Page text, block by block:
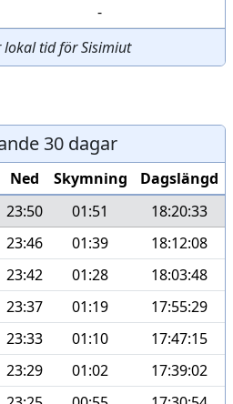
-
lokal tid för Sisimiut
30 dagar
Ned Skymning Dagslängd
23:50 01:51 18:20:33
23:46 01:39 18:12:08
23:42 01:28 18:03:48
23:37 01:19 17:55:29
23:33 01:10 17:47:15
23:29 01:02 17:39:02